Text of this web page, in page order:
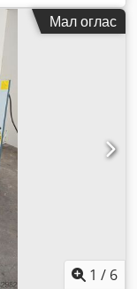
Мал оглас
1 / 6